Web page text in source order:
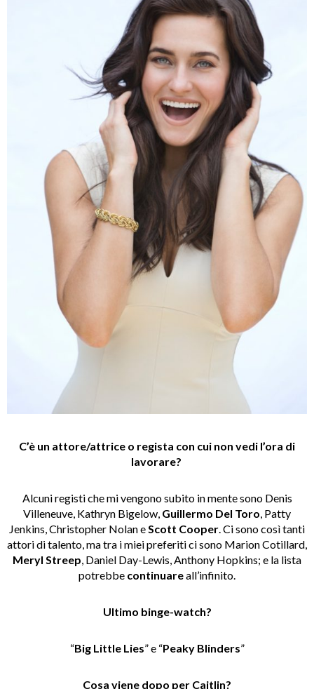
C’è un attore/attrice o regista con cui non vedi l’ora di
lavorare?
Alcuni registi che mi vengono subito in mente sono Denis
Villeneuve, Kathryn Bigelow, Guillermo Del Toro, Patty
Jenkins, Christopher Nolan eScott Cooper. Ci sono così tanti
attori di talento, ma tra i miei preferiti ci sono Marion Cotillard,
Meryl Streep, Daniel Day-Lewis, Anthony Hopkins; e la lista
potrebbe continuareall’infinito.
Ultimo binge-watch?
“Big Little Lies” e “Peaky Blinders”
Cosa viene dopo per Caitlin?